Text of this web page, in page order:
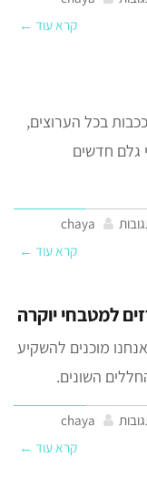
קרא עוד ←
בכל הערוצים,
גלם חדשים
chaya
קרא עוד ←
למטבחי יוקרה
מוכנים להשקיע
השונים.
chaya
קרא עוד ←